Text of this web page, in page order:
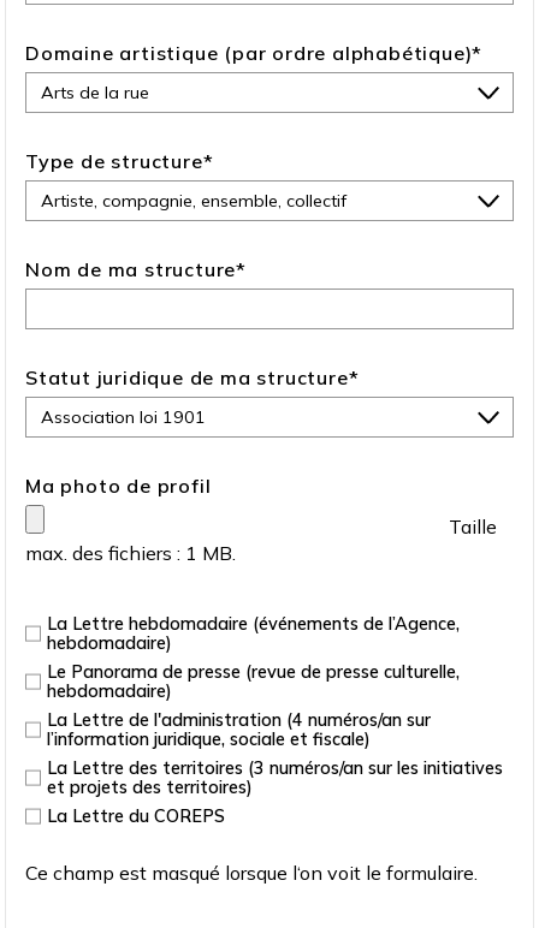
Domaine artistique (par ordre alphabétique)*
Type de structure*
Nom de ma structure*
Statut juridique de ma structure*
Ma photo de profil
Taille
max. des fichiers : 1 MB.
La Lettre hebdomadaire (événements de l’Agence,
hebdomadaire)
Le Panorama de presse (revue de presse culturelle,
hebdomadaire)
La Lettre de l'administration (4 numéros/an sur
l’information juridique, sociale et fiscale)
La Lettre des territoires (3 numéros/an sur les initiatives
et projets des territoires)
La Lettre du COREPS
Ce champ est masqué lorsque l‘on voit le formulaire.